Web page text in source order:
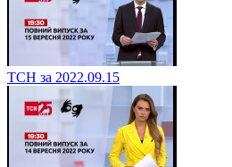
ТСН за 2022.09.15